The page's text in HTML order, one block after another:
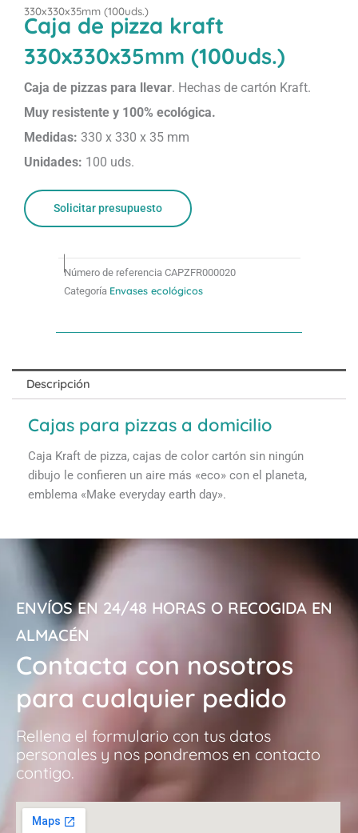
330x330x35mm (100uds.)
Caja de pizza kraft
330x330x35mm (100uds.)
Caja de pizzas para llevar. Hechas de cartón Kraft.
Muy resistente y 100% ecológica.
Medidas: 330 x 330 x 35 mm
Unidades: 100 uds.
Solicitar presupuesto
Número de referencia CAPZFR000020
Categoría Envases ecológicos
Descripción
Cajas para pizzas a domicilio
Caja Kraft de pizza, cajas de color cartón sin ningún
dibujo le confieren un aire más «eco» con el planeta,
emblema «Make everyday earth day».
ENVÍOS EN 24/48 HORAS O RECOGIDA EN
ALMACÉN
Contacta con nosotros
para cualquier pedido
Rellena el formulario con tus datos
personales y nos pondremos en contacto
contigo.